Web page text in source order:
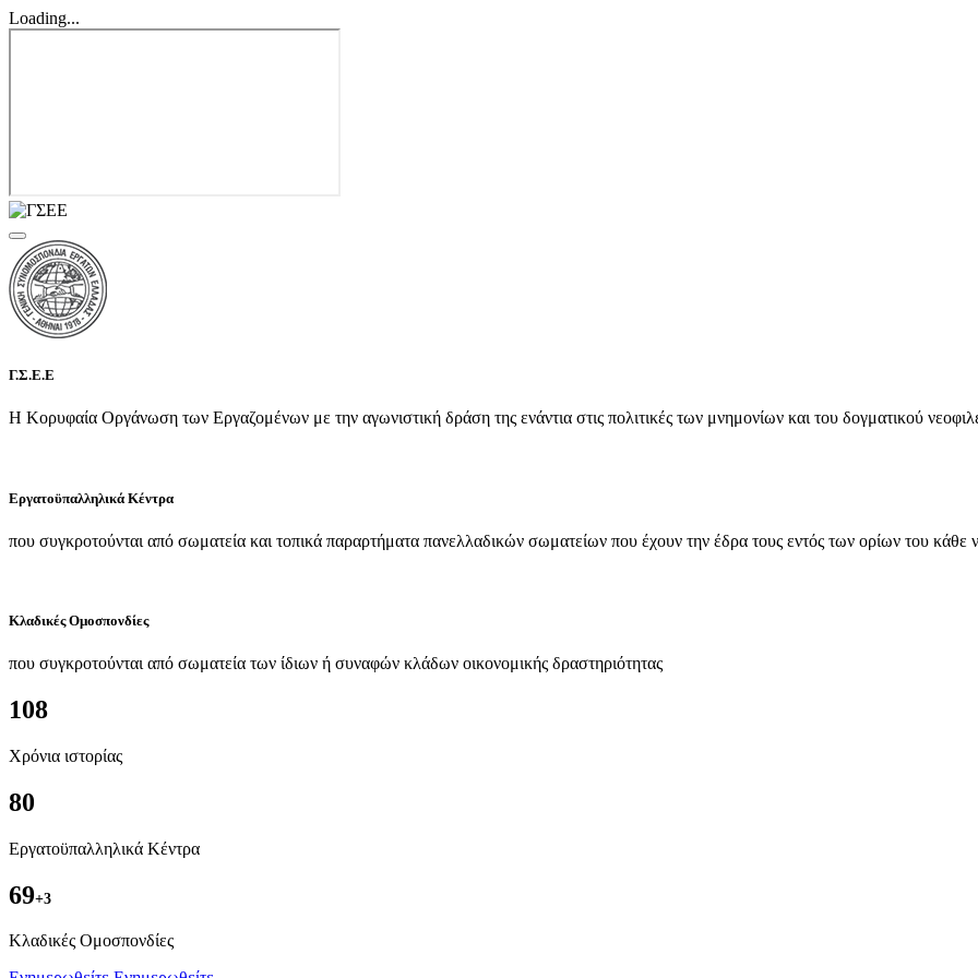
Loading...
Γ.Σ.Ε.Ε
Η Κορυφαία Οργάνωση των Εργαζομένων με την αγωνιστική δράση της ενάντια στις πολιτικές των μνημονίων και του δογματικού
Εργατοϋπαλληλικά Κέντρα
που συγκροτούνται από σωματεία και τοπικά παραρτήματα πανελλαδικών σωματείων που έχουν την έδρα τους εντός των ορίων του κάθε
Κλαδικές Ομοσπονδίες
που συγκροτούνται από σωματεία των ίδιων ή συναφών κλάδων οικονομικής δραστηριότητας
108
Χρόνια ιστορίας
80
Εργατοϋπαλληλικά Κέντρα
69+3
Kλαδικές Ομοσπονδίες